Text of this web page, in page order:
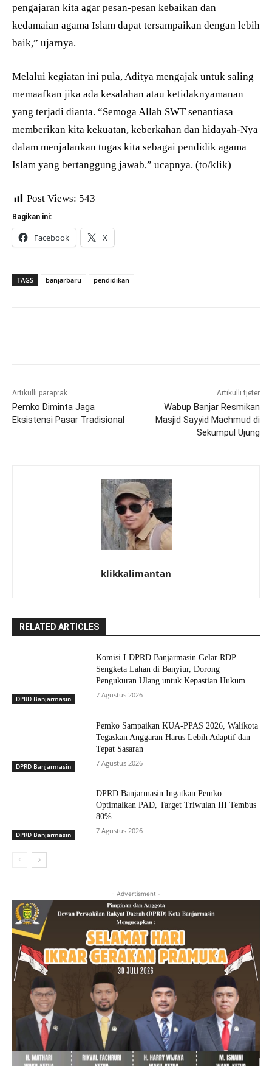
pengajaran kita agar pesan-pesan kebaikan dan
kedamaian agama Islam dapat tersampaikan dengan lebih
baik,” ujarnya.
Melalui kegiatan ini pula, Aditya mengajak untuk saling
memaafkan jika ada kesalahan atau ketidaknyamanan
yang terjadi dianta. “Semoga Allah SWT senantiasa
memberikan kita kekuatan, keberkahan dan hidayah-Nya
dalam menjalankan tugas kita sebagai pendidik agama
Islam yang bertanggung jawab,” ucapnya. (to/klik)
Post Views: 543
Bagikan ini:
Facebook X
TAGS banjarbaru pendidikan
Artikulli paraprak
Pemko Diminta Jaga
Eksistensi Pasar Tradisional
Artikulli tjetër
Wabup Banjar Resmikan
Masjid Sayyid Machmud di
Sekumpul Ujung
klikkalimantan
RELATED ARTICLES
DPRD Banjarmasin
Komisi I DPRD Banjarmasin Gelar RDP
Sengketa Lahan di Banyiur, Dorong
Pengukuran Ulang untuk Kepastian Hukum
7 Agustus 2026
DPRD Banjarmasin
Pemko Sampaikan KUA-PPAS 2026, Walikota
Tegaskan Anggaran Harus Lebih Adaptif dan
Tepat Sasaran
7 Agustus 2026
DPRD Banjarmasin
DPRD Banjarmasin Ingatkan Pemko
Optimalkan PAD, Target Triwulan III Tembus
80%
7 Agustus 2026
- Advertisment -